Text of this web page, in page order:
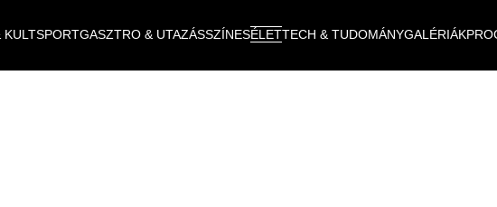
KULTSPORTGASZTRO & UTAZÁSSZÍNESÉLETTECH & TUDOMÁNYGALÉRIÁK